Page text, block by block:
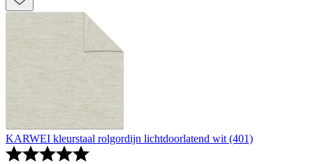
KARWEI kleurstaal rolgordijn lichtdoorlatend wit (401)